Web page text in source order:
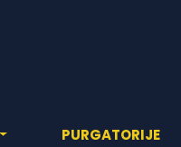
PURGATORIJE